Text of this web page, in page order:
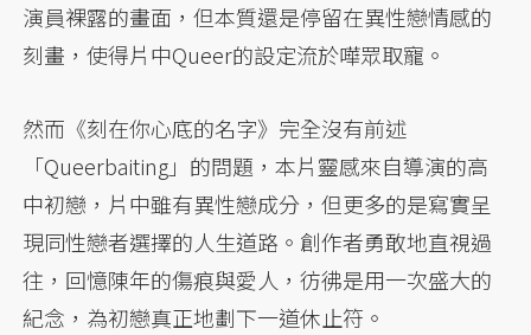
演員裸露的畫面，但本質還是停留在異性戀情感的
刻畫，使得片中Queer的設定流於嘩眾取寵。
然而《刻在你心底的名字》完全沒有前述
「Queerbaiting」的問題，本片靈感來自導演的高
中初戀，片中雖有異性戀成分，但更多的是寫實呈
現同性戀者選擇的人生道路。創作者勇敢地直視過
往，回憶陳年的傷痕與愛人，彷彿是用一次盛大的
紀念，為初戀真正地劃下一道休止符。